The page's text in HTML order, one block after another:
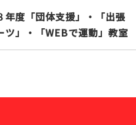
年度「団体支援」・「出張
ツ」・「WEBで運動」教室